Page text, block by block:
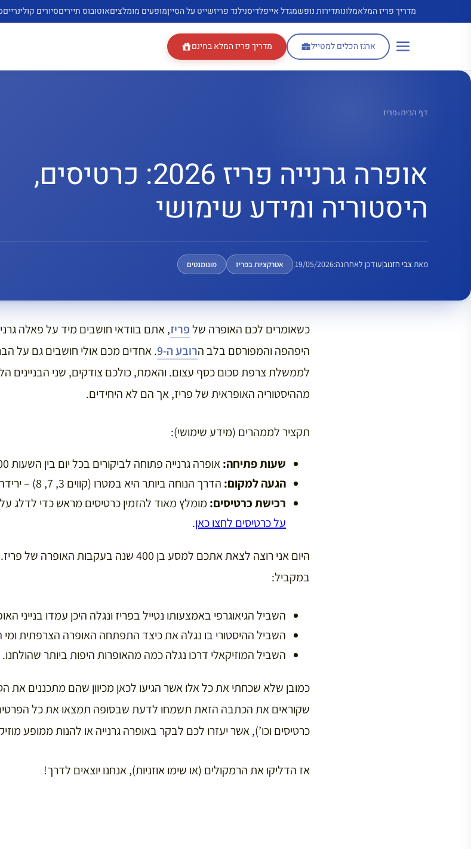
מדריך פריז המלאמלונותדירות נופשמגדל אייפלדיסנילנד פריזשייט על הסייןמופעים מומלציםאוטובוס תייריםסיורים קולינריים
ארגז הכלים למטייל מדריך פריז המלא בחינם
דף הבית»פריז
אופרה גרנייה פריז 2026: כרטיסים,
היסטוריה ומידע שימושי
מאתצבי חזנוב|עודכן לאחרונה:19/05/2026
| אטרקציות בפריז מונומנטים
כשאומרים לכם האופרה שלפריז
היפהפה והמפורסם בלב הרובע ה-9 . אחדים מכם אולי חושבים גם על
לממשלת צרפת סכום כסף עצום. והאמת, כולכם צודקים, שני הבניינים
מההיסטוריה האופראית של פריז, אך הם לא היחידים.
תקציר לממהרים (מידע שימושי):
שעות פתיחה:אופרה גרנייה פתוחה לביקורים בכל יום בין השעות 10:00 ל-17:00.
הגעה למקום: הדרך הנוחה ביותר היא במטרו (קווים 3, 7, 8) – ירידה בתחנת Opéra.
רכישת כרטיסים: מומלץ מאוד להזמין כרטיסים מראש כדי לדלג
על כרטיסים לחצו כאן.
היום אני רוצה לצאת אתכם למסע בן 400 שנה
במקביל:
השביל הגיאוגרפי באמצעותו נטייל בפריז ונגלה היכן עמדו בנייני
השביל ההיסטורי בו נגלה את כיצד התפתחה האופרה הצרפתית ומי
השביל המוזיקאלי דרכו נגלה כמה מהאופרות היפות ביותר שהולחנו.
כמובן שלא שכחתי את כל אלו אשר הגיעו לכאן מכיוון שהם מתכננים
שקוראים את הכתבה הזאת תשמחו לדעת שבסופה תמצאו את כל הפרטים
כרטיסים וכו’), אשר יעזרו לכם לבקר באופרה גרנייה או להנות ממופע
אז הדליקו את הרמקולים (או שימו אוזניות), אנחנו יוצאים לדרך!